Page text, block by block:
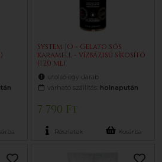
System JO - Gelato sós
karamell - vízbázisú síkosító
(120 ml)
utolsó egy darab
várható szállítás: holnapután
7 790 Ft
Részletek Kosárba